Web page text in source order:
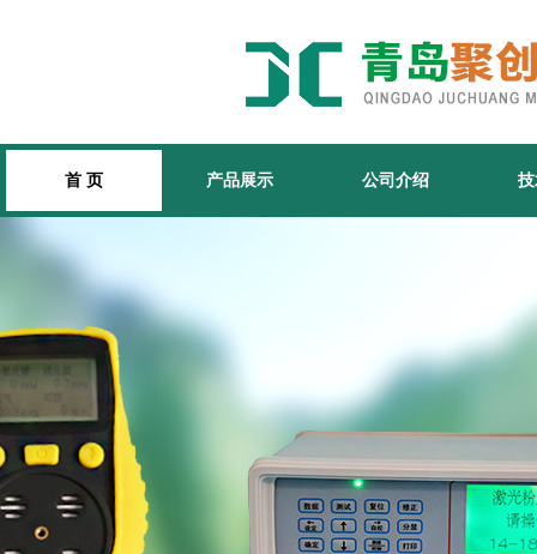
首 页 产品展示 公司介绍